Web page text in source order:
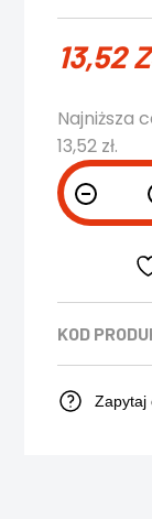
13,52
Najniższa
13,52 zł.
KOD
Zapytaj